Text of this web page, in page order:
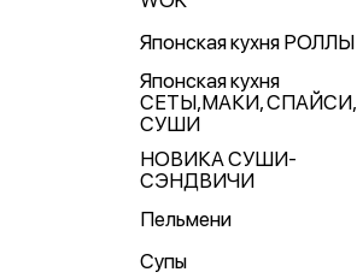
Японская кухня РОЛЛЫ
Японская кухня
СЕТЫ,МАКИ, СПАЙСИ,
СУШИ
НОВИКА СУШИ-
СЭНДВИЧИ
Пельмени
Супы